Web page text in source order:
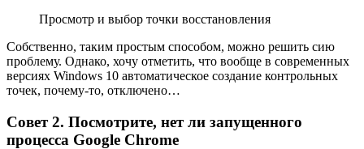
Просмотр и выбор точки восстановления
Собственно, таким простым способом, можно решить сию
проблему. Однако, хочу отметить, что вообще в современных
версиях Windows 10 автоматическое создание контрольных
точек, почему-то, отключено…
Совет 2. Посмотрите, нет ли запущенного
процесса Google Chrome